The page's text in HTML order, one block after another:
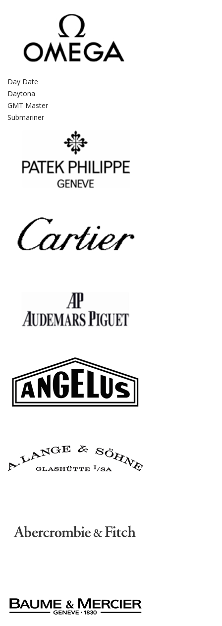
Day Date
Daytona
GMT Master
Submariner